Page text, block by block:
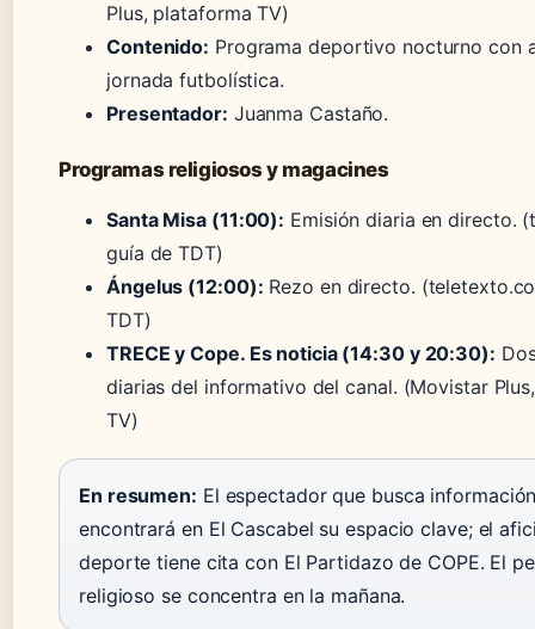
Plus, plataforma TV)
Contenido: Programa deportivo nocturno con
jornada futbolística.
Presentador: Juanma Castaño.
Programas religiosos y magacines
Santa Misa (11:00): Emisión diaria en directo.
guía de TDT)
Ángelus (12:00): Rezo en directo.
TDT)
TRECE y Cope. Es noticia (14:30 y 20:30):
diarias del informativo del canal. (Movistar
TV)
En resumen: El espectador que busca
encontrará en El Cascabel su espacio clave; el
deporte tiene cita con El Partidazo de COPE. El
religioso se concentra en la mañana.